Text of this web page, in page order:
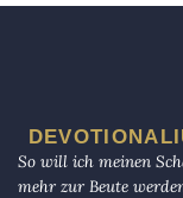
So will ich meinen
mehr zur Beute